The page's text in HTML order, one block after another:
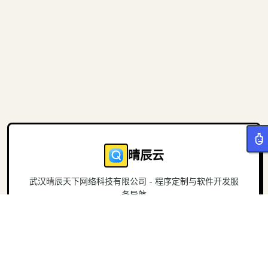
晴辰云
武汉晴辰天下网络科技有限公司 - 程序定制与软件开发服
务导航